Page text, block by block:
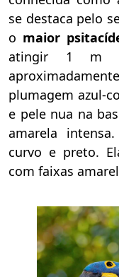
se destaca pelo
o maior
atingir 1 m
plumagem azul-
e pele nua na
amarela
curvo e preto.
com faixas